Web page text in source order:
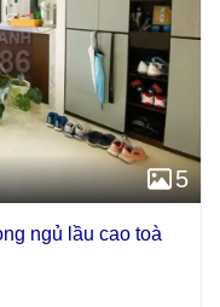
5
ngủ lầu cao toà